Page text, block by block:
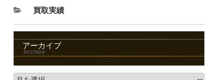
買取実績
アーカイブ